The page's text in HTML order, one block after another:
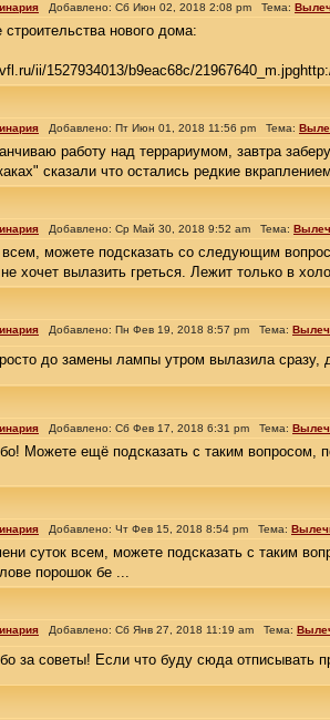
Добавлено: Сб Июн 02, 2018 2:08 pm Тема:
нового дома:
ii/1527934013/b9eac68c/
Добавлено: Пт Июн 01, 2018 11:56 pm Тема:
работу над террариумом, завтра
сказали что остались редкие
Добавлено: Ср Май 30, 2018 9:52 am Тема:
можете подсказать со следующим
хочет вылазить греться. Лежит только в
Добавлено: Пн Фев 19, 2018 8:57 pm Тема:
до замены лампы утром вылазила сразу,
Добавлено: Сб Фев 17, 2018 6:31 pm Тема:
Можете ещё подсказать с таким вопросом,
Добавлено: Чт Фев 15, 2018 8:54 pm Тема:
суток всем, можете подсказать с таким
порошок бе ...
Добавлено: Сб Янв 27, 2018 11:19 am Тема:
за советы! Если что буду сюда отписывать